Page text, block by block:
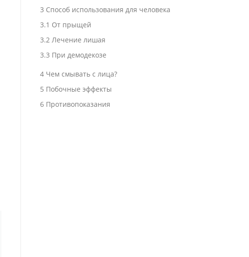
3 Способ использования для человека
3.1 От прыщей
3.2Лечение лишая
3.3 При демодекозе
4Чем смывать с лица?
5 Побочные эффекты
6Противопоказания